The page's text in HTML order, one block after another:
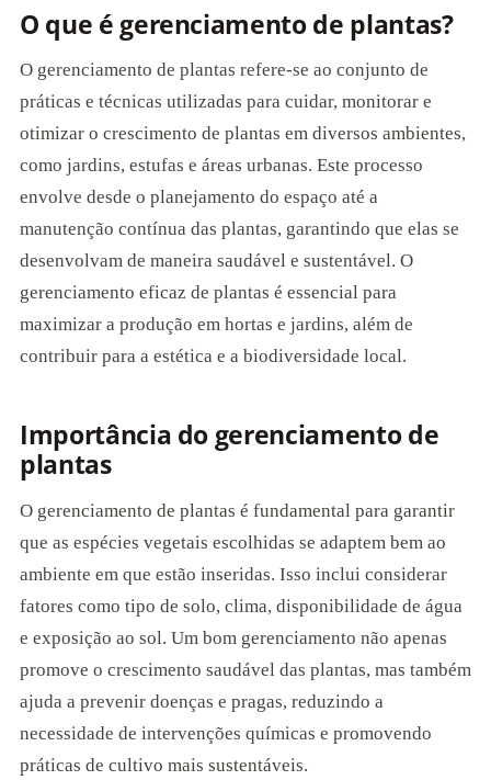
O que é gerenciamento de plantas?
O gerenciamento de plantas refere-se ao conjunto de
práticas e técnicas utilizadas para cuidar, monitorar e
otimizar o crescimento de plantas em diversos ambientes,
como jardins, estufas e áreas urbanas. Este processo
envolve desde o planejamento do espaço até a
manutenção contínua das plantas, garantindo que elas se
desenvolvam de maneira saudável e sustentável. O
gerenciamento eficaz de plantas é essencial para
maximizar a produção em hortas e jardins, além de
contribuir para a estética e a biodiversidade local.
Importância do gerenciamento de
plantas
O gerenciamento de plantas é fundamental para garantir
que as espécies vegetais escolhidas se adaptem bem ao
ambiente em que estão inseridas. Isso inclui considerar
fatores como tipo de solo, clima, disponibilidade de água
e exposição ao sol. Um bom gerenciamento não apenas
promove o crescimento saudável das plantas, mas também
ajuda a prevenir doenças e pragas, reduzindo a
necessidade de intervenções químicas e promovendo
práticas de cultivo mais sustentáveis.